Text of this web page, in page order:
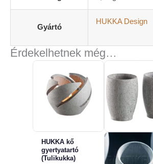
Gyártó
HUKKA Design
Érdekelhetnek még…
HUKKA kő
gyertyatartó
(Tulikukka)